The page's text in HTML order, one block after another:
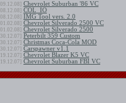
[09.12.08] Chevrolet Suburban '86 VC
[08.12.08] COL_IO
[08.12.08] IMG Tool vers. 2.0
[01.02.08] Chevrolet Silverado 2500 VC
[01.02.08] Chevrolet Silverado 2500
[30.12.07] Peterbilt 359 Custom
[30.12.07] Christmas Coca-Cola MOD
[30.12.07] Carspawner v1.1
[19.12.07] Chevrolet Blazer K5 VC
[19.12.07] Chevrolet Suburban FBI VC